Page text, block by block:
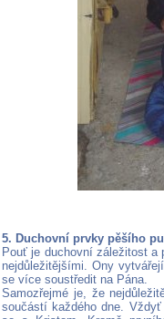
5. Duchovní prvky pěšího
Pouť je duchovní záležitost a
nejdůležitějšími. Ony
se více soustředit na Pána.
Samozřejmé je, že
součástí každého dne.